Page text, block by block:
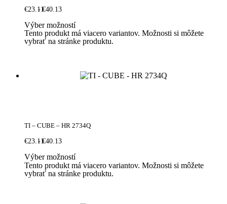
€23.11€40.13
Výber možností
Tento produkt má viacero variantov. Možnosti si môžete
vybrať na stránke produktu.
TI – CUBE – HR 2734Q
€23.11€40.13
Výber možností
Tento produkt má viacero variantov. Možnosti si môžete
vybrať na stránke produktu.